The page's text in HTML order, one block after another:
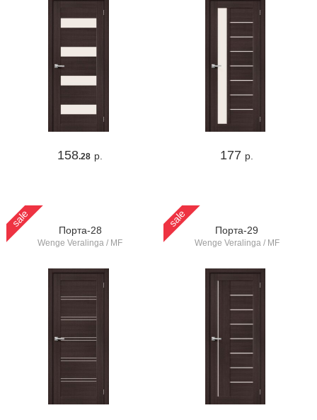
158.28 р. 177 р.
sale
Порта-28
Wenge Veralinga / MF
sale
Порта-29
Wenge Veralinga / MF